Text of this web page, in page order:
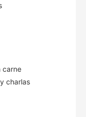
carne
charlas